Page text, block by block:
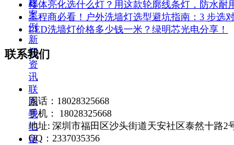
案
例
新
闻
资
讯
联
系
我
们
留
楼体亮化选什么灯？用这款轮廓线条灯，防水耐
工程商必看！户外洗墙灯选型避坑指南：3 步选
LED洗墙灯价格多少钱一米？绿明芯光电分享！
联系我们
固话：18028325668
手机： 18028325668
地址: 深圳市福田区沙头街道天安社区泰然十路2
QQ：2337035356